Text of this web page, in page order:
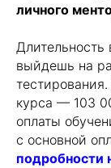
личного
выйдешь на
курса — 103
оплаты
с основной
подробности